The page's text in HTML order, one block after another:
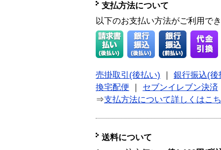
支払方法について
以下のお支払い方法がご利用で
売掛取引(後払い)
銀行振込(後
換宅配便
セブンイレブン決済
⇒支払方法について詳しくはこ
送料について